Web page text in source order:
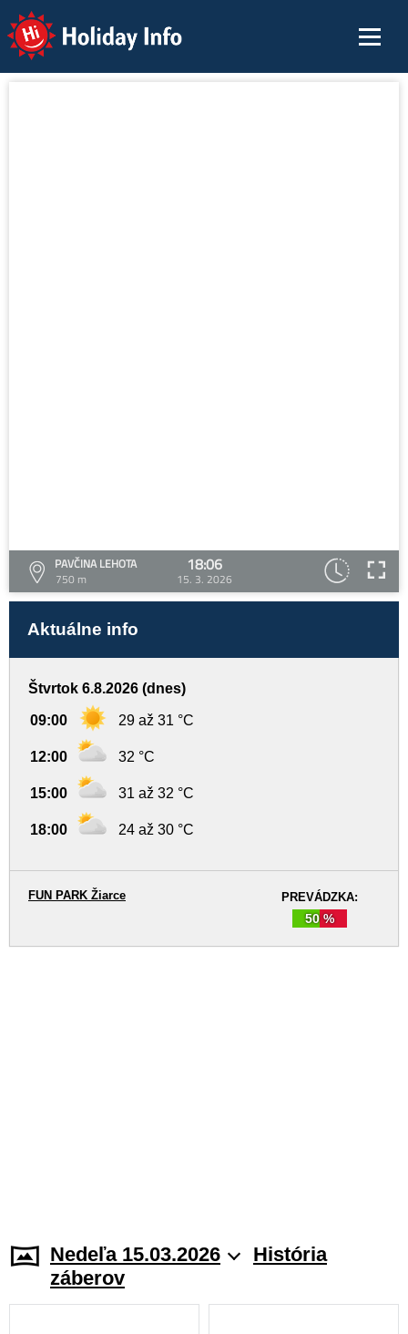
Holiday Info
PAVČINA LEHOTA
750 m
18:06
15. 3. 2026
Aktuálne info
Štvrtok 6.8.2026 (dnes)
09:00 29 až 31 °C
12:00 32 °C
15:00 31 až 32 °C
18:00 24 až 30 °C
PREVÁDZKA:
50 %
FUN PARK Žiarce
Nedeľa 15.03.2026
História
záberov